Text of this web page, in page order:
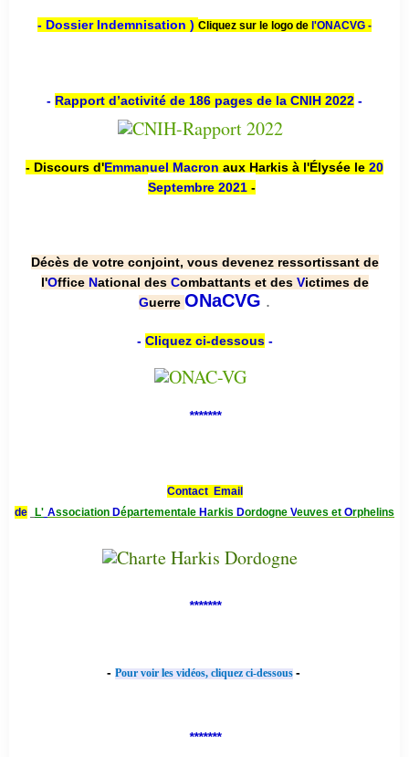
- Dossier Indemnisation ) Cliquez sur le logo de l'ONACVG -
- Rapport d’activité de 186 pages de la CNIH 2022 -
- Discours d'Emmanuel Macron aux Harkis à l'Élysée le 20
Septembre 2021 -
Décès de votre conjoint, vous devenez ressortissant de
l'Office National des Combattants et des Victimes de
Guerre ONaCVG .
- Cliquez ci-dessous-
*******
Contact Email
de
L' Association Départementale Harkis Dordogne Veuves et Orphelins
*******
- Pour voir les vidéos, cliquez ci-dessous -
*******